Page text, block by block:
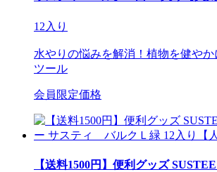
12入り
水やりの悩みを解消！植物を健やか
ツール
会員限定価格
【送料1500円】便利グッズ